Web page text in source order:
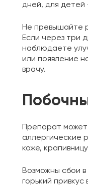
дней, для детей
Не превышайте
Если через три
наблюдаете
или появление
врачу.
Препарат
аллергические
коже,
Возможны сбои
горький